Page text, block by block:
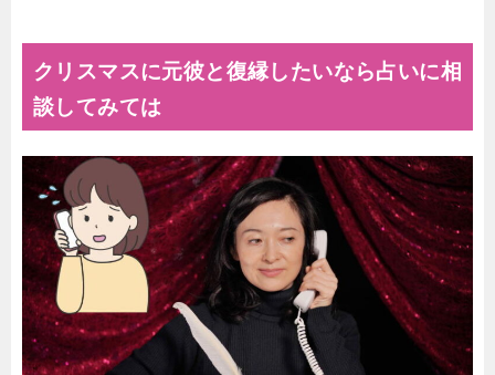
クリスマスに元彼と復縁したいなら占いに相
談してみては